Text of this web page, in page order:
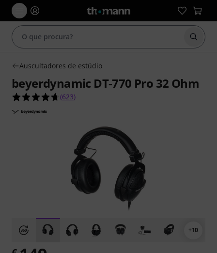
Iniciar
Auscultadores de estúdio
beyerdynamic DT-770 Pro 32 Ohm
4.7 de 5 estrelas de 623 avaliações de clientes
(623)
+10